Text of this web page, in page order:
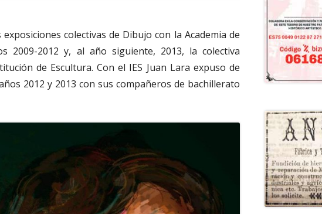
colectivas de Dibujo con la Academia de
2009-2012 y, al año siguiente, 2013, la colectiva
de Escultura. Con el IES Juan Lara expuso de
2012 y 2013 con sus compañeros de bachillerato